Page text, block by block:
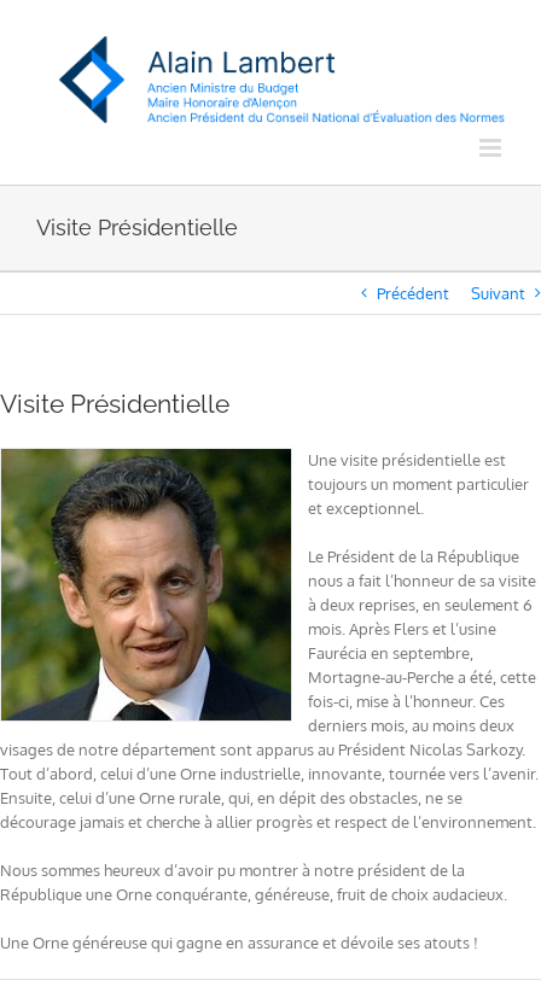
Visite Présidentielle
Précédent Suivant
Visite Présidentielle
Une visite présidentielle est
toujours un moment particulier
et exceptionnel.
Le Président de la République
nous a fait l’honneur de sa visite
à deux reprises, en seulement 6
mois. Après Flers et l’usine
Faurécia en septembre,
Mortagne-au-Perche a été, cette
fois-ci, mise à l’honneur. Ces
derniers mois, au moins deux
visages de notre département sont apparus au Président Nicolas Sarkozy.
Tout d’abord, celui d’une Orne industrielle, innovante, tournée vers l’avenir.
Ensuite, celui d’une Orne rurale, qui, en dépit des obstacles, ne se
décourage jamais et cherche à allier progrès et respect de l’environnement.
Nous sommes heureux d’avoir pu montrer à notre président de la
République une Orne conquérante, généreuse, fruit de choix audacieux.
Une Orne généreuse qui gagne en assurance et dévoile ses atouts !